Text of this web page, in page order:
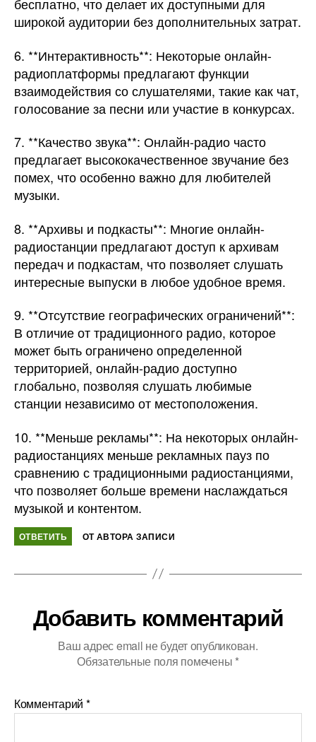
широкой аудитории без дополнительных затрат.
6. **Интерактивность**: Некоторые онлайн-
радиоплатформы предлагают функции
взаимодействия со слушателями, такие как чат,
голосование за песни или участие в конкурсах.
7. **Качество звука**: Онлайн-радио часто
предлагает высококачественное звучание без
помех, что особенно важно для любителей
музыки.
8. **Архивы и подкасты**: Многие онлайн-
радиостанции предлагают доступ к архивам
передач и подкастам, что позволяет слушать
интересные выпуски в любое удобное время.
9. **Отсутствие географических ограничений**:
В отличие от традиционного радио, которое
может быть ограничено определенной
территорией, онлайн-радио доступно
глобально, позволяя слушать любимые
станции независимо от местоположения.
10. **Меньше рекламы**: На некоторых онлайн-
радиостанциях меньше рекламных пауз по
сравнению с традиционными радиостанциями,
что позволяет больше времени наслаждаться
музыкой и контентом.
ОТВЕТИТЬ ОТ АВТОРА ЗАПИСИ
Добавить комментарий
Ваш адрес email не будет опубликован.
Обязательные поля помечены *
Комментарий *